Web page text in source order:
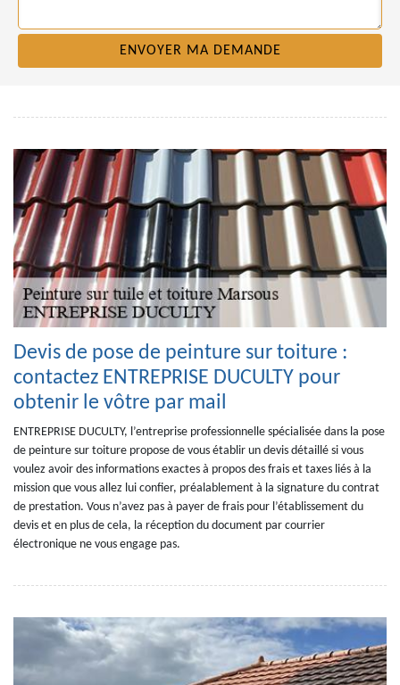
Devis de pose de peinture sur toiture :
contactez ENTREPRISE DUCULTY pour
obtenir le vôtre par mail
ENTREPRISE DUCULTY, l’entreprise professionnelle spécialisée dans la pose
de peinture sur toiture propose de vous établir un devis détaillé si vous
voulez avoir des informations exactes à propos des frais et taxes liés à la
mission que vous allez lui confier, préalablement à la signature du contrat
de prestation. Vous n’avez pas à payer de frais pour l’établissement du
devis et en plus de cela, la réception du document par courrier
électronique ne vous engage pas.